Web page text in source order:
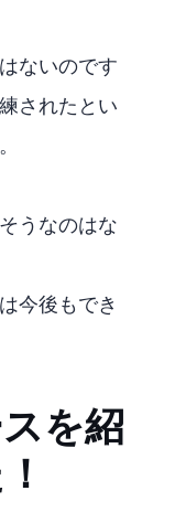
ないのです
されたとい
うなのはな
今後もでき
を紹